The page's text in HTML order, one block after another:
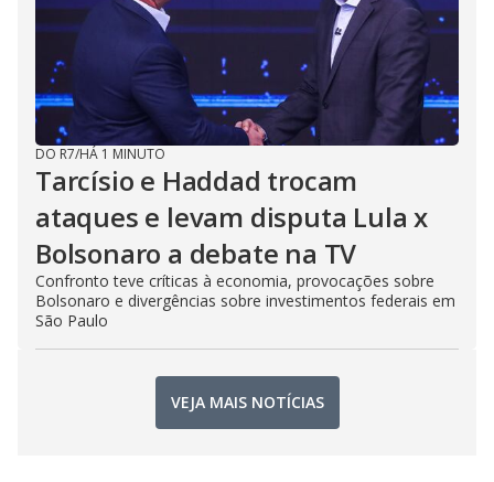
DO R7/HÁ 1 MINUTO
Tarcísio e Haddad trocam
ataques e levam disputa Lula x
Bolsonaro a debate na TV
Confronto teve críticas à economia, provocações sobre
Bolsonaro e divergências sobre investimentos federais em
São Paulo
VEJA MAIS NOTÍCIAS